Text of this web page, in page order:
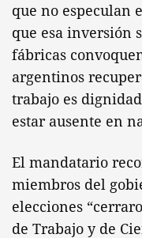
que no especulan
que esa inversión
fábricas
argentinos
trabajo es
estar ausente en
El mandatario
miembros del
elecciones
de Trabajo y de